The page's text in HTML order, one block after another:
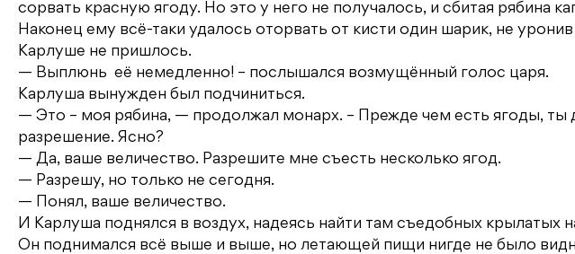
сорвать красную ягоду. Но это у него не получалось, и сбитая рябина
Наконец ему всё-таки удалось оторвать от кисти один шарик, не
Карлуше не пришлось.
— Выплюнь её немедленно! – послышался возмущённый голос царя.
Карлуша вынужден был подчиниться.
— Это – моя рябина, — продолжал монарх. – Прежде чем есть ягоды, ты
разрешение. Ясно?
— Да, ваше величество. Разрешите мне съесть несколько ягод.
— Разрешу, но только не сегодня.
— Понял, ваше величество.
И Карлуша поднялся в воздух, надеясь найти там съедобных крылатых
Он поднимался всё выше и выше, но летающей пищи нигде не было